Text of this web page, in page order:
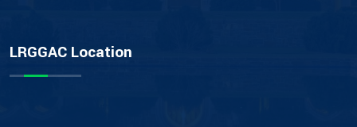
LRGGAC Location